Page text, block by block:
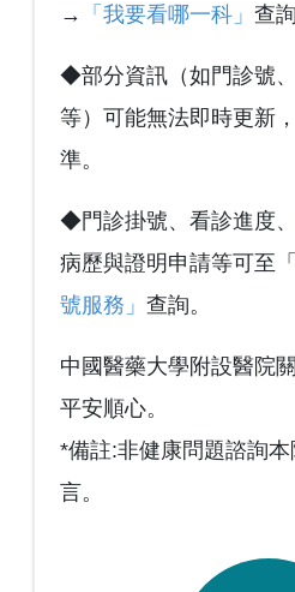
→
「我要看哪一科」 查詢
◆部分資訊（如門診號
等）可能無法即時更新
準。
◆門診掛號、看診進度、
病歷與證明申請等可至
號服務」 查詢。
中國醫藥大學附設醫院
平安順心。
*備註:非健康問題諮詢
言。